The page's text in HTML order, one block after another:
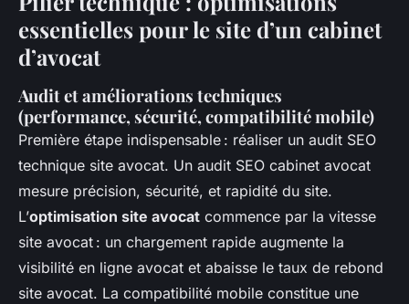
essentielles pour le site d’un cabinet
d’avocat
Audit et améliorations techniques
(performance, sécurité, compatibilité mobile)
Première étape indispensable : réaliser un audit SEO
technique site avocat. Un audit SEO cabinet avocat
mesure précision, sécurité, et rapidité du site.
L’optimisation site avocat commence par la vitesse
site avocat : un chargement rapide augmente la
visibilité en ligne avocat et abaisse le taux de rebond
site avocat. La compatibilité mobile constitue une